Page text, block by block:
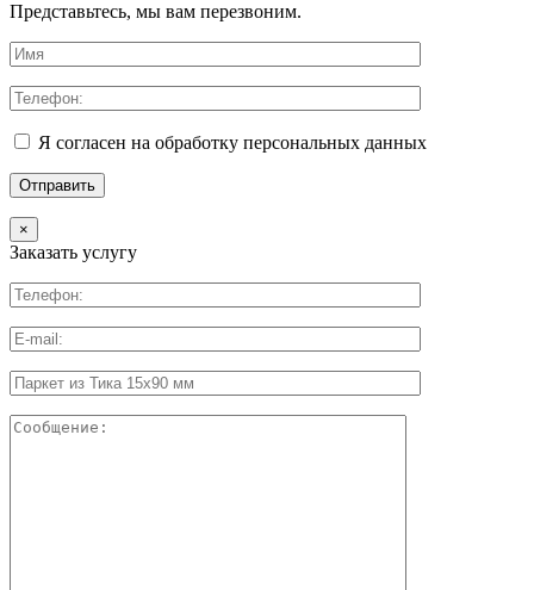
Представьтесь, мы вам перезвоним.
Я согласен на обработку персональных данных
×
Заказать услугу